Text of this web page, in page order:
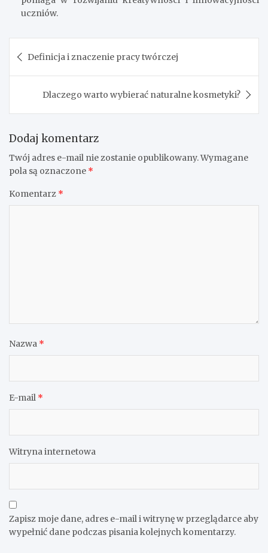
uczniów.
wpisu
Definicja i znaczenie pracy twórczej
Dlaczego warto wybierać naturalne kosmetyki?
Dodaj komentarz
Twój adres e-mail nie zostanie opublikowany.Wymagane
pola są oznaczone *
Komentarz *
Nazwa *
E-mail *
Witryna internetowa
Zapisz moje dane, adres e-mail i witrynę w przeglądarce aby
wypełnić dane podczas pisania kolejnych komentarzy.